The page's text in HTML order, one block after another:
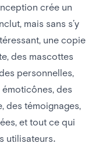
crée un
mais sans s’y
une copie
des mascottes
personnelles,
des
des témoignages,
et tout ce qui
utilisateurs.